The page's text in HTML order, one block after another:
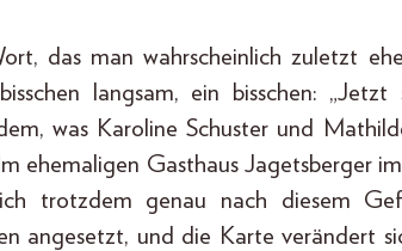
das man wahrscheinlich zuletzt
langsam, ein bisschen:
was Karoline Schuster und
ehemaligen Gasthaus Jagetsberger
trotzdem genau nach diesem
angesetzt, und die Karte verändert